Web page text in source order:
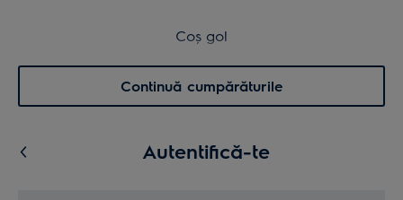
Menu 0
Coș de cumpărături
Coș gol
Continuă cumpărăturile
Autentifică-te